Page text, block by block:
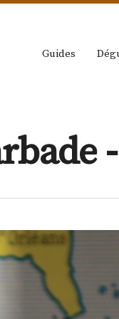
Guides